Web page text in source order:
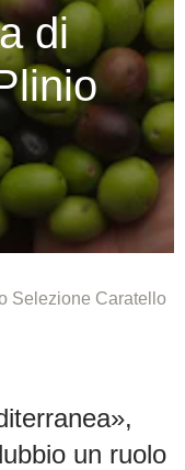
di
Selezione Caratello
un ruolo